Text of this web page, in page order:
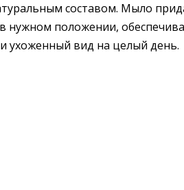
составом. Мыло
нужном положении,
ухоженный вид на целый день.